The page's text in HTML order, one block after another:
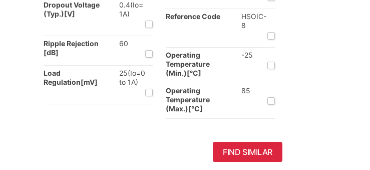
Dropout Voltage
(Typ.)[V]
0.4(Io=
1A)
Ripple Rejection
[dB]
60
Load
Regulation[mV]
25(Io=0
to 1A)
Reference Code
HSOIC-
8
Operating
Temperature
(Min.)[°C]
-25
Operating
Temperature
(Max.)[°C]
85
FIND SIMILAR